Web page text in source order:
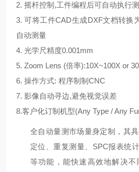
2. 摇杆控制,工件编程后可自动执行
3. 可将工件CAD生成DXF文档转换
自动测量
4. 光学尺精度0.001mm
5. Zoom Lens (倍率):10X~100X or
6. 操作方式: 程序制制CNC
7. 影像自动寻边,避免视觉误差
8.客户化订制机型(Any Type / Any
全自动量测市场量身定制，其
定位、重复测量、SPC报表统
等功能，能快速高效地解决